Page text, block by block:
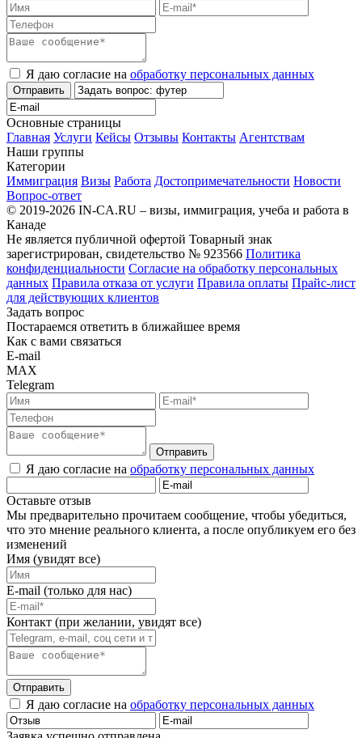
Я даю согласие на обработку персональных данных
Отправить
Основные страницы
Главная Услуги Кейсы Отзывы Контакты Агентствам
Наши группы
Категории
Иммиграция Визы Работа Достопримечательности Новости
Вопрос-ответ
© 2019-2026 IN-CA.RU – визы, иммиграция, учеба и работа в
Канаде
Не является публичной офертой Товарный знак
зарегистрирован, свидетельство № 923566 Политика
конфиденциальности Согласие на обработку персональных
данных Правила отказа от услуги Правила оплаты Прайс-лист
для действующих клиентов
Задать вопрос
Постараемся ответить в ближайшее время
Как с вами связаться
E-mail
MAX
Telegram
Отправить
Я даю согласие на обработку персональных данных
Оставьте отзыв
Мы предварительно прочитаем сообщение, чтобы убедиться,
что это мнение реального клиента, а после опубликуем его без
изменений
Имя (увидят все)
E-mail (только для нас)
Контакт (при желании, увидят все)
Отправить
Я даю согласие на обработку персональных данных